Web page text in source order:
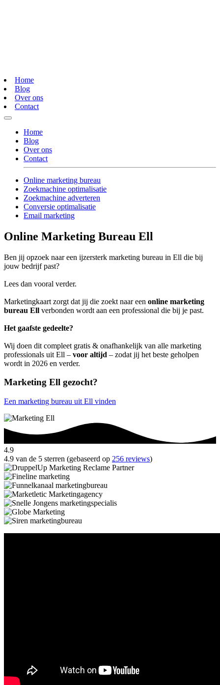
Home
Blog
Over ons
Contact
Home
Blog
Over ons
Contact
Online marketing bureau
Zoekmachine optimalisatie
Zoekmachine adverteren
Conversie optimalisatie
Email marketing
Online Marketing Bureau Ell
Ben jij opzoek naar een ijzersterk marketing bureau in Ell die bij
jouw bedrijf past?
Lees dan vooral verder.
Marketingkaart zorgt dat jij die zoekt naar een online marketing
bureau Ell verbonden wordt aan een professional die bij je past.
Het gaafste gedeelte?
Wij doen dit compleet gratis & onafhankelijk van alle marketing
professionals uit Ell – voor altijd – zodat jij het beste geholpen
wordt in 2026 en verder.
Marketing Ell gezocht?
Een marketing bureau uit Ell vinden
4.9
4.9 van de 5 sterren (gebaseerd op 256 reviews)